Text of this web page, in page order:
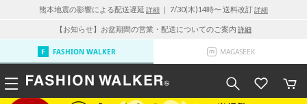
熊本地震の影響による配送遅延 詳細 ｜ 7/30(木)14時〜 送料改訂詳細
【お知らせ】お盆期間の営業・配送についてのご案内 詳細
FASHION WALKER MAGASEEK